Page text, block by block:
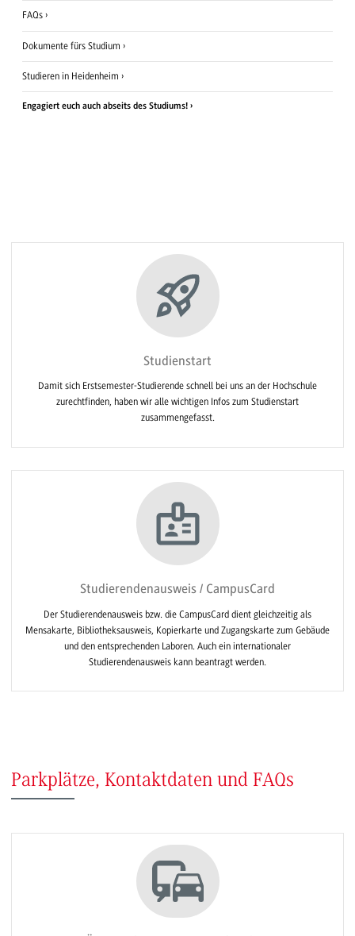
FAQs
Dokumente fürs Studium
Studieren in Heidenheim
Engagiert euch auch abseits des Studiums!
Studienstart
Damit sich Erstsemester-Studierende schnell bei uns an der Hochschule
zurechtfinden, haben wir alle wichtigen Infos zum Studienstart
zusammengefasst.
Studierendenausweis / CampusCard
Der Studierendenausweis bzw. die CampusCard dient gleichzeitig als
Mensakarte, Bibliotheksausweis, Kopierkarte und Zugangskarte zum Gebäude
und den entsprechenden Laboren. Auch ein internationaler
Studierendenausweis kann beantragt werden.
Parkplätze, Kontaktdaten und FAQs